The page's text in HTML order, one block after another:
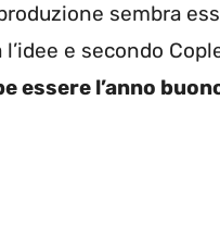
sembra
e secondo
essere l’anno